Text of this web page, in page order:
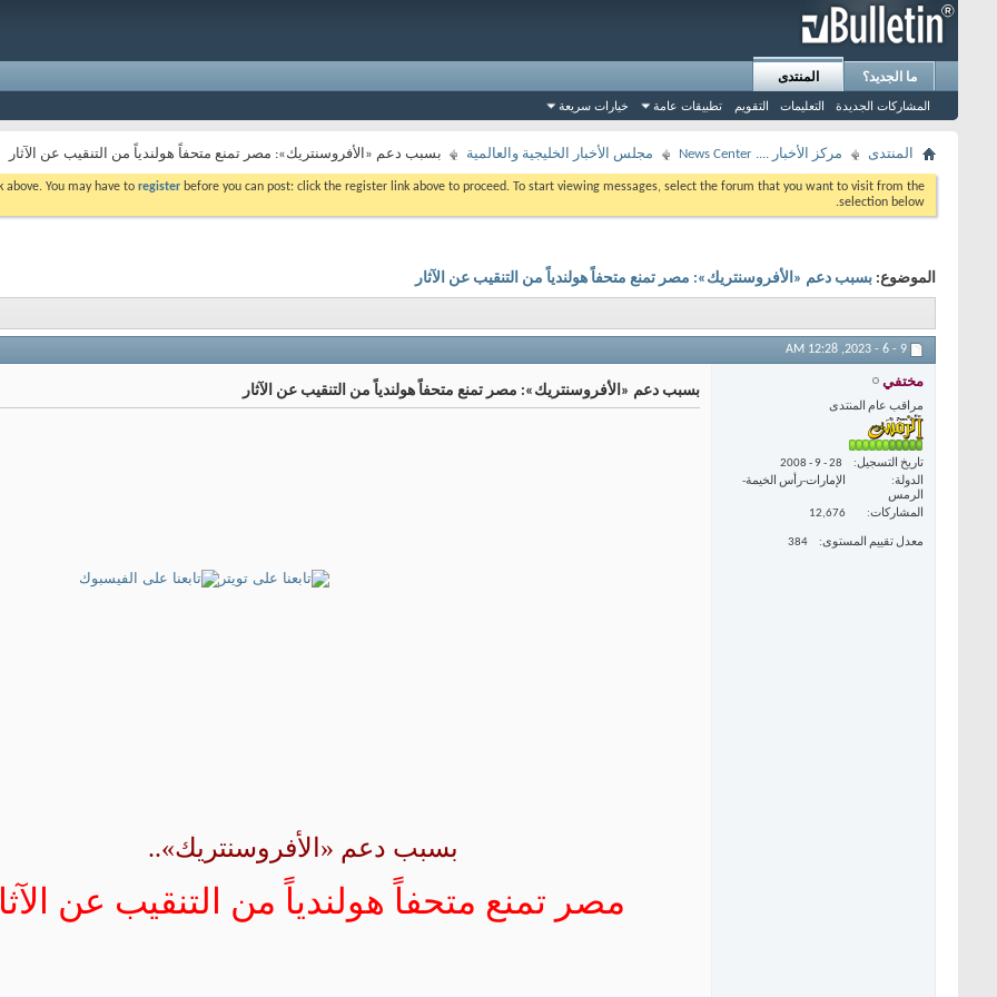
ما الجديد؟ المنتدى
المشاركات الجديدة التعليمات التقويم تطبيقات عامة خيارات سريعة
المنتدى مركز الأخبار .... News Center مجلس الأخبار الخليجية والعالمية بسبب دعم «الأفروسنتريك»: مصر تمنع متحفاً هولندياً من التنقيب عن الآثار
You may have to register before you can post: click the register link above to proceed. To start viewing messages, select the forum that you want to visit from the
selection below.
الموضوع: بسبب دعم «الأفروسنتريك»: مصر تمنع متحفاً هولندياً من التنقيب عن الآثار
9 - 6 - 2023,
12:28 AM
مختفي
مراقب عام المنتدى
تاريخ التسجيل
28 - 9 - 2008
الدولة
الإمارات-رأس الخيمة-
الرمس
المشاركات
12,676
معدل تقييم المستوى 384
بسبب دعم «الأفروسنتريك»: مصر تمنع متحفاً هولندياً من التنقيب عن الآثار
بسبب دعم «الأفروسنتريك»..
مصر تمنع متحفاً هولندياً من التنقيب عن